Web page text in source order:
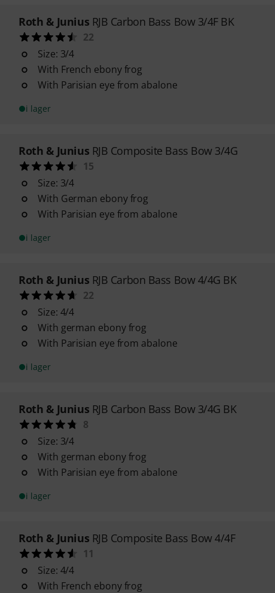
Roth & Junius RJB Carbon Bass Bow 3/4F BK
22
Size: 3/4
With French ebony frog
With Parisian eye from abalone
i lager
Roth & Junius RJB Composite Bass Bow 3/4G
15
Size: 3/4
With German ebony frog
With Parisian eye from abalone
i lager
Roth & Junius RJB Carbon Bass Bow 4/4G BK
22
Size: 4/4
With german ebony frog
With Parisian eye from abalone
i lager
Roth & Junius RJB Carbon Bass Bow 3/4G BK
8
Size: 3/4
With german ebony frog
With Parisian eye from abalone
i lager
Roth & Junius RJB Composite Bass Bow 4/4F
11
Size: 4/4
With French ebony frog